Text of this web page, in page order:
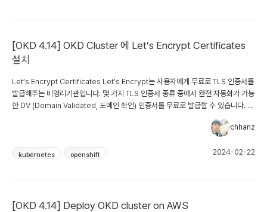
[OKD 4.14] OKD Cluster 에 Let’s Encrypt Certificates
설치
Let’s Encrypt Certificates Let’s Encrypt는 사용자에게 무료로 TLS 인증서를
발급해주는 비영리기관입니다. 몇 가지 TLS 인증서 종류 중에서 완전 자동화가 가능
한 DV (Domain Validated, 도메인 확인) 인증서를 무료로 발급할 수 있습니다. 위
인증서를 발급 받고 OKD Cluster 에 설치하여 콘솔 및 Route 에서 HTTPS 서비
스를 할 수 있도록 와일드 카드 인증서를 발급 받아보았습니다. 발급 아래와 같이 인
https://github.com/neilpang/acme.sh 먼저 스크립트는 인증서 발급 과정중에
chhanz
kubernetes openshift 2024-02-22
[OKD 4.14] Deploy OKD cluster on AWS